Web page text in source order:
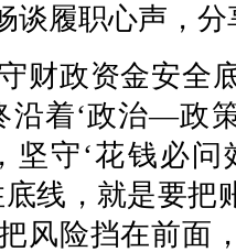
谈履职心声，
财政资金安全
沿着‘政治—
坚守‘花钱必问
线，就是要把
风险挡在前面